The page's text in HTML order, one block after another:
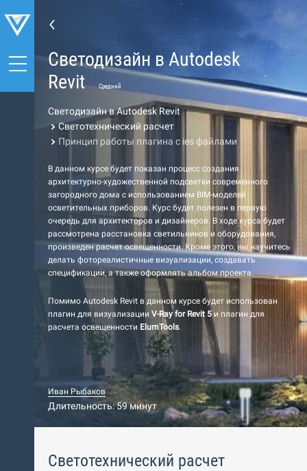
Светодизайн в Autodesk
Revit
Средний
Светодизайн в Autodesk Revit
Светотехнический расчет
Принцип работы плагина c ies файлами
В данном курсе будет показан процесс создания
архитектурно-художественной подсветки современного
загородного дома с использованием BIM-моделей
осветительных приборов. Курс будет полезен в первую
очередь для архитекторов и дизайнеров. В ходе курса будет
рассмотрена расстановка светильников и оборудования,
произведен расчет освещенности. Кроме этого, вы научитесь
делать фотореалистичные визуализации, создавать
спецификации, а также оформлять альбом проекта.
Помимо Autodesk Revit в данном курсе будет использован
плагин для визуализации V-Ray for Revit 5и плагин для
расчета освещенности ElumTools.
Иван Рыбаков
Длительность: 59 минут
Светотехнический расчет